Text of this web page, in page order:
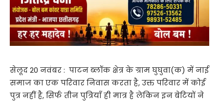
सेलूद 20 नवंबर : पाटन ब्लॉक क्षेत्र के ग्राम घुघुवा(क) में नाई
समाज का एक परिवार निवास करता है, उक्त परिवार में कोई
पुत्र नहीं है, सिर्फ तीन पुत्रियाँ ही मात्र है लेकिन इन बेटियों ने